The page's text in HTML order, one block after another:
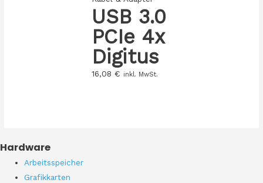
USB 3.0
PCIe 4x
Digitus
16,08 € inkl. MwSt.
Hardware
Arbeitsspeicher
Grafikkarten